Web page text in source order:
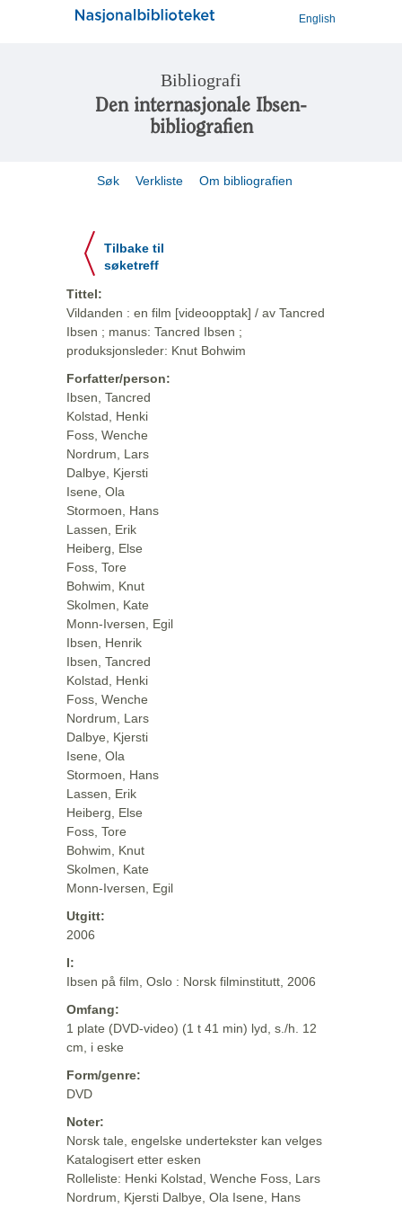
English
Bibliografi
Den internasjonale Ibsen-
bibliografien
Søk Verkliste Om bibliografien
Tilbake til
søketreff
Tittel:
Vildanden : en film [videoopptak] / av Tancred
Ibsen ; manus: Tancred Ibsen ;
produksjonsleder: Knut Bohwim
Forfatter/person:
Ibsen, Tancred
Kolstad, Henki
Foss, Wenche
Nordrum, Lars
Dalbye, Kjersti
Isene, Ola
Stormoen, Hans
Lassen, Erik
Heiberg, Else
Foss, Tore
Bohwim, Knut
Skolmen, Kate
Monn-Iversen, Egil
Ibsen, Henrik
Ibsen, Tancred
Kolstad, Henki
Foss, Wenche
Nordrum, Lars
Dalbye, Kjersti
Isene, Ola
Stormoen, Hans
Lassen, Erik
Heiberg, Else
Foss, Tore
Bohwim, Knut
Skolmen, Kate
Monn-Iversen, Egil
Utgitt:
2006
I:
Ibsen på film, Oslo : Norsk filminstitutt, 2006
Omfang:
1 plate (DVD-video) (1 t 41 min) lyd, s./h. 12
cm, i eske
Form/genre:
DVD
Noter:
Norsk tale, engelske undertekster kan velges
Katalogisert etter esken
Rolleliste: Henki Kolstad, Wenche Foss, Lars
Nordrum, Kjersti Dalbye, Ola Isene, Hans